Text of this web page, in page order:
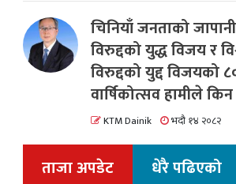
चिनियाँ जनताको
विरुद्दको युद्ध विजय र
विरुद्दको युद्द विजयको
वार्षिकोत्सव हामीले
KTM Dainik भदौ १४ २०८२
ताजा अपडेट धेरै पढिएको